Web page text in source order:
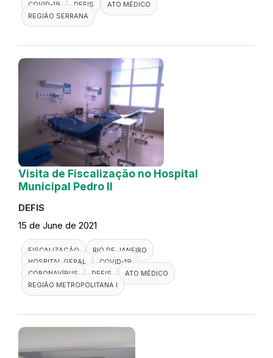
COVID-19 DEFIS
ATO MÉDICO
REGIÃO SERRANA
Visita de Fiscalização no Hospital
Municipal Pedro II
DEFIS
15 de June de 2021
FISCALIZAÇÃO
RIO DE JANEIRO
HOSPITAL GERAL
COVID-19
CORONAVÍRUS
DEFIS
ATO MÉDICO
REGIÃO METROPOLITANA I